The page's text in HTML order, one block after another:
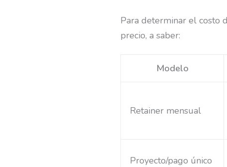
Para determinar el costo
precio, a saber:
Modelo
Retainer mensual
Proyecto/pago único